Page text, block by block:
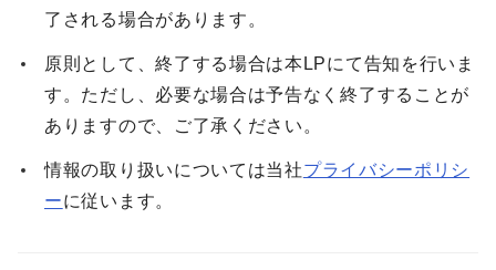
了される場合があります。
原則として、終了する場合は本LPにて告知を行いま
す。ただし、必要な場合は予告なく終了することが
ありますので、ご了承ください。
情報の取り扱いについては当社プライバシーポリシ
ーに従います。